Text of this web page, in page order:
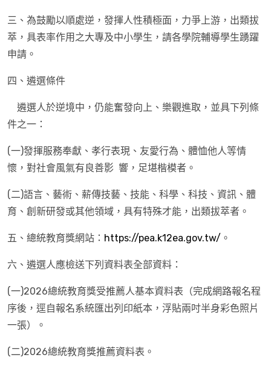
三、為鼓勵以順處逆，發揮人性積極面，力爭上游，出類拔
萃，具表率作用之大專及中小學生，請各學院輔導學生踴躍
申請。
四、遴選條件
遴選人於逆境中，仍能奮發向上、樂觀進取，並具下列條
件之一：
(一)發揮服務奉獻、孝行表現、友愛行為、體恤他人等情
懷，對社會風氣有良善影 響，足堪楷模者。
(二)語言、藝術、薪傳技藝、技能、科學、科技、資訊、體
育、創新研發或其他領域，具有特殊才能，出類拔萃者。
五、總統教育獎網站： https://pea.k12ea.gov.tw/ 。
六、遴選人應檢送下列資料表全部資料：
(一)2026總統教育獎受推薦人基本資料表（完成網路報名程
序後，逕自報名系統匯出列印紙本，浮貼兩吋半身彩色照片
一張）。
(二)2026總統教育獎推薦資料表。